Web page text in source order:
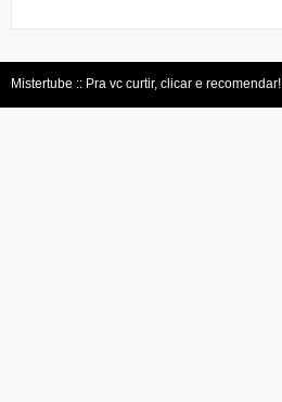
Mistertube :: Pra vc curtir, clicar e recomendar!